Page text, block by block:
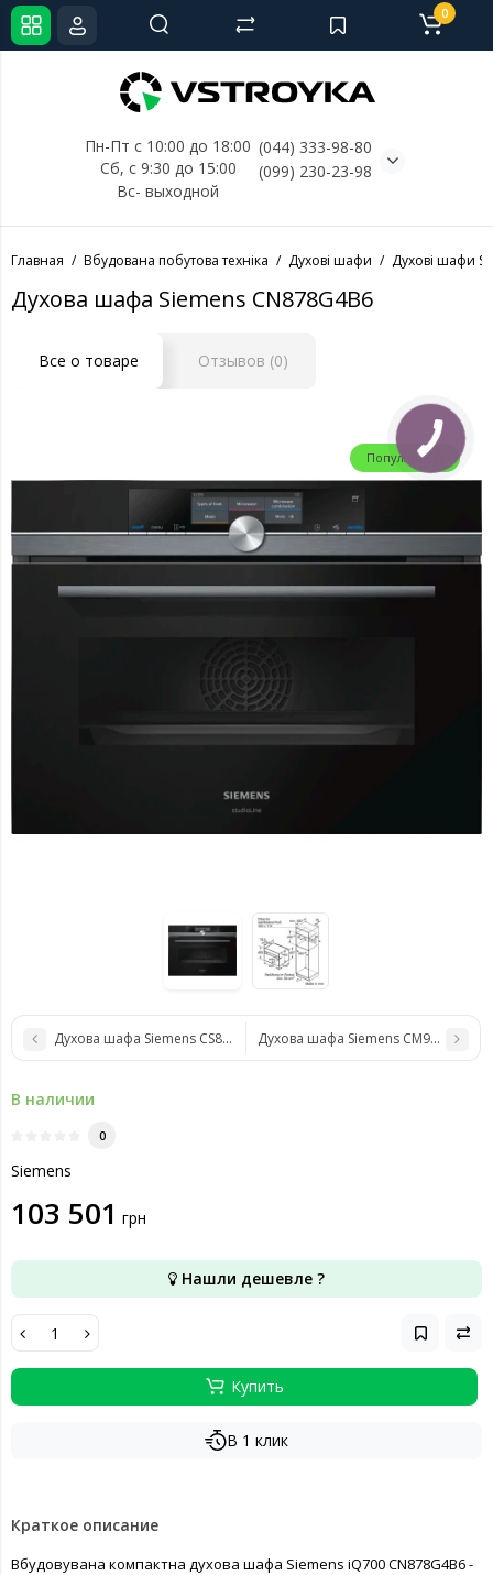
Пн-Пт с 10:00 до 18:00
Сб, с 9:30 до 15:00
Вс- выходной
(044) 333-98-80
(099) 230-23-98
0
Главная Вбудована побутова техніка Духові шафи Духові шафи
Духова шафа Siemens CN878G4B6
Все о товаре Отзывов (0)
Популярный
Духова шафа Siemens CS858GRB7Духова шафа Siemens CM978GNB1
В наличии
0
Siemens
103 501 грн
Нашли дешевле ?
Купить
В 1 клик
Краткое описание
Вбудовувана компактна духова шафа Siemens iQ700 CN878G4B6 -